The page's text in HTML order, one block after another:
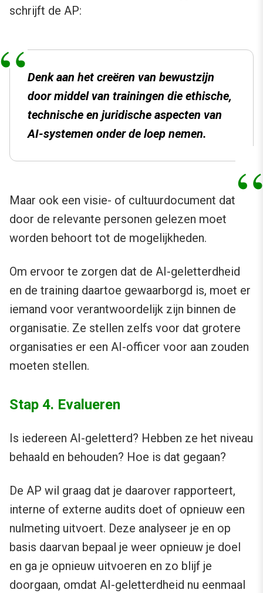
schrijft de AP:
Denk aan het creëren van bewustzijn
door middel van trainingen die ethische,
technische en juridische aspecten van
AI-systemen onder de loep nemen.
Maar ook een visie- of cultuurdocument dat
door de relevante personen gelezen moet
worden behoort tot de mogelijkheden.
Om ervoor te zorgen dat de AI-geletterdheid
en de training daartoe gewaarborgd is, moet er
iemand voor verantwoordelijk zijn binnen de
organisatie. Ze stellen zelfs voor dat grotere
organisaties er een AI-officer voor aan zouden
moeten stellen.
Stap 4. Evalueren
Is iedereen AI-geletterd? Hebben ze het niveau
behaald en behouden? Hoe is dat gegaan?
De AP wil graag dat je daarover rapporteert,
interne of externe audits doet of opnieuw een
nulmeting uitvoert. Deze analyseer je en op
basis daarvan bepaal je weer opnieuw je doel
en ga je opnieuw uitvoeren en zo blijf je
doorgaan, omdat AI-geletterdheid nu eenmaal